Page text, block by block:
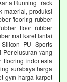
Running Track
material, produksi
flooring rubber
floor rubber
mat karet lantai
PU Sports
Penelusuran yang
flooring indonesia
surabaya harga
gym harga karpet